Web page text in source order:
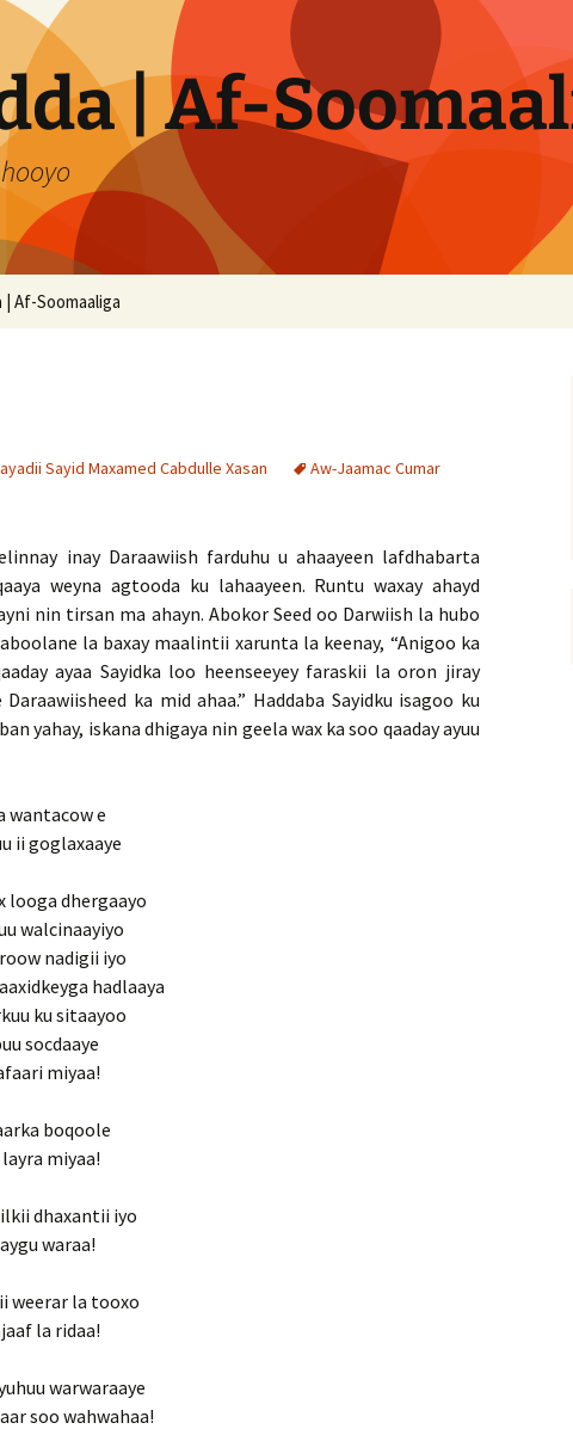
| Af-
Af-Soomaaliga
Sayid Maxamed Cabdulle Xasan
Aw-Jaamac Cumar
inay Daraawiish farduhu u ahaayeen lafdhabarta
weyna agtooda ku lahaayeen. Runtu waxay ahayd
nin tirsan ma ahayn. Abokor Seed oo Darwiish la hubo
la baxay maalintii xarunta la keenay, “Anigoo ka
ayaa Sayidka loo heenseeyey faraskii la oron jiray
ka mid ahaa.” Haddaba Sayidku isagoo ku
yahay, iskana dhigaya nin geela wax ka soo qaaday ayuu
wantacow e
ii goglaxaaye
looga dhergaayo
walcinaayiyo
nadigii iyo
hadlaaya
ku sitaayoo
socdaaye
miyaa!
boqoole
miyaa!
dhaxantii iyo
waraa!
weerar la tooxo
la ridaa!
warwaraaye
soo wahwahaa!